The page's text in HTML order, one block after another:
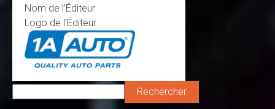
Nom de l’Éditeur
Logo de l’Éditeur
Rechercher